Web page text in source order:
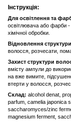
Інструкція:
Для освітлення та
освітлювача або фарби
хімічної обробки.
Відновлення
волосся, розчесати,
Захист структури
вмісту ампули до
на вже вимите,
втерти у волосся,
Склад: alcohol denat,
parfum, camelia japonica
saccharomyces/zinc
magnesium ferment,